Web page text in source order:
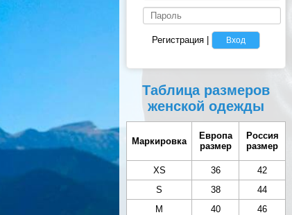
Регистрация Вход
Таблица размеров
женской одежды
Маркировка
Европа
размер
Россия
размер
XS 36
42
S
38
44
M
40 46